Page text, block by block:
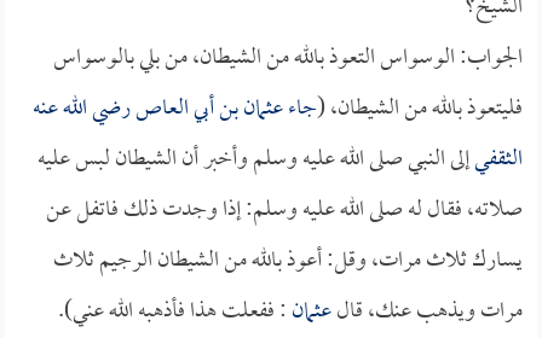
الجواب: الوسواس التعوذ بالله من الشيطان، من بلي بالوسواس
فليتعوذ بالله من الشيطان، (جاءعثمان بن أبي العاصرضي الله عنه
الثقفيإلى النبي صلى الله عليه وسلم وأخبر أن الشيطان لبس عليه
صلاته، فقال له صلى الله عليه وسلم: إذا وجدت ذلك فاتفل عن
يسارك ثلاث مرات، وقل: أعوذ بالله من الشيطان الرجيم ثلاث
مرات ويذهب عنك، قالعثمان: ففعلت هذا فأذهبه الله عني).